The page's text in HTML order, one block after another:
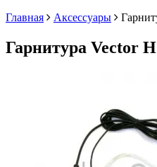
Главная
Аксессуары
Гарнитура Vector